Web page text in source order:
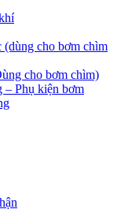
(dùng cho bơm chìm
cho bơm chìm)
Phụ kiện bơm